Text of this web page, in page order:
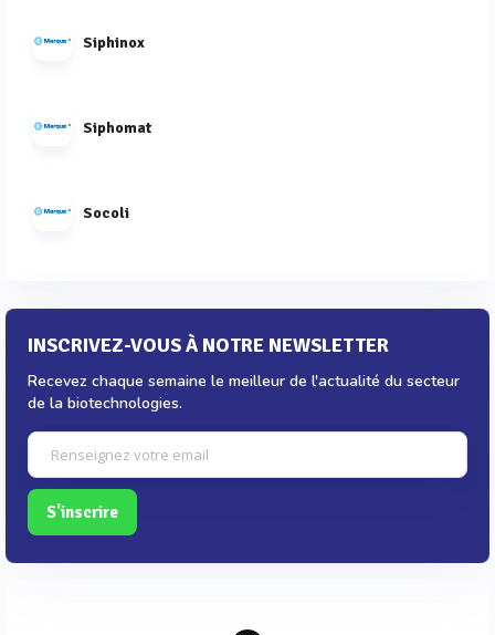
Siphinox
Siphomat
Socoli
INSCRIVEZ-VOUS À NOTRE NEWSLETTER
Recevez chaque semaine le meilleur de l'actualité du secteur
de la biotechnologies.
S'inscrire